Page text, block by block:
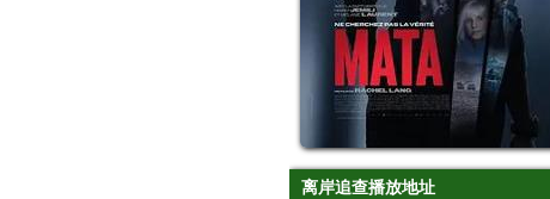
离岸追查播放地址